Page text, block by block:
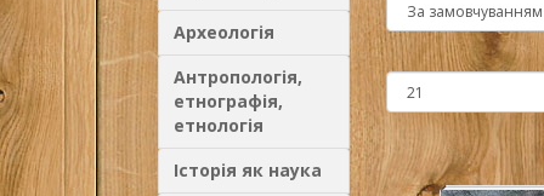
Археологія
Антропологія,
етнографія,
етнологія
Історія як наука